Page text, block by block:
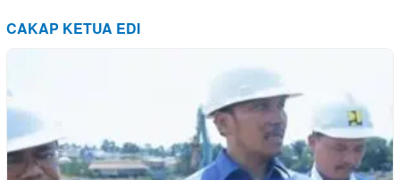
CAKAP KETUA EDI